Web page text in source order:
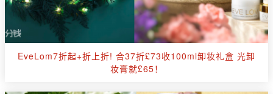
EveLom7折起+折上折! 合37折£73收100ml卸妆礼盒 光卸
妆膏就£65！